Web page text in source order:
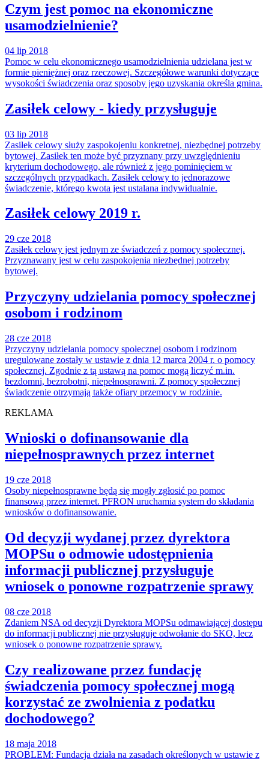
Czym jest pomoc na ekonomiczne
usamodzielnienie?
04 lip 2018
Pomoc w celu ekonomicznego usamodzielnienia udzielana jest w
formie pieniężnej oraz rzeczowej. Szczegółowe warunki dotyczące
wysokości świadczenia oraz sposoby jego uzyskania określa gmina.
Zasiłek celowy - kiedy przysługuje
03 lip 2018
Zasiłek celowy służy zaspokojeniu konkretnej, niezbędnej potrzeby
bytowej. Zasiłek ten może być przyznany przy uwzględnieniu
kryterium dochodowego, ale również z jego pominięciem w
szczególnych przypadkach. Zasiłek celowy to jednorazowe
świadczenie, którego kwota jest ustalana indywidualnie.
Zasiłek celowy 2019 r.
29 cze 2018
Zasiłek celowy jest jednym ze świadczeń z pomocy społecznej.
Przyznawany jest w celu zaspokojenia niezbędnej potrzeby
bytowej.
Przyczyny udzielania pomocy społecznej
osobom i rodzinom
28 cze 2018
Przyczyny udzielania pomocy społecznej osobom i rodzinom
uregulowane zostały w ustawie z dnia 12 marca 2004 r. o pomocy
społecznej. Zgodnie z tą ustawą na pomoc mogą liczyć m.in.
bezdomni, bezrobotni, niepełnosprawni. Z pomocy społecznej
świadczenie otrzymają także ofiary przemocy w rodzinie.
REKLAMA
Wnioski o dofinansowanie dla
niepełnosprawnych przez internet
19 cze 2018
Osoby niepełnosprawne będą się mogły zgłosić po pomoc
finansową przez internet. PFRON uruchamia system do składania
wniosków o dofinansowanie.
Od decyzji wydanej przez dyrektora
MOPSu o odmowie udostępnienia
informacji publicznej przysługuje
wniosek o ponowne rozpatrzenie sprawy
08 cze 2018
Zdaniem NSA od decyzji Dyrektora MOPSu odmawiającej dostępu
do informacji publicznej nie przysługuje odwołanie do SKO, lecz
wniosek o ponowne rozpatrzenie sprawy.
Czy realizowane przez fundację
świadczenia pomocy społecznej mogą
korzystać ze zwolnienia z podatku
dochodowego?
18 maja 2018
PROBLEM: Fundacja działa na zasadach określonych w ustawie z